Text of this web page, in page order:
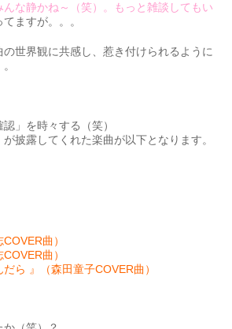
んな静かね～（笑）。もっと雑談してもい
てますが。。。
世界観に共感し、惹き付けられるように
」を時々する（笑）
披露してくれた楽曲が以下となります。
曲）
曲）
だら 』（森田童子COVER曲）